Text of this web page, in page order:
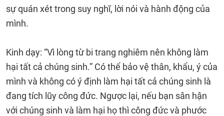
sự quán xét trong suy nghĩ, lời nói và hành động của
mình.
Kinh dạy: “Vì lòng từ bi trang nghiêm nên không làm
hại tất cả chúng sinh.” Có thể bảo vệ thân, khẩu, ý của
mình và không có ý định làm hại tất cả chúng sinh là
đang tích lũy công đức. Ngược lại, nếu bạn sân hận
với chúng sinh và làm hại họ thì công đức và phước